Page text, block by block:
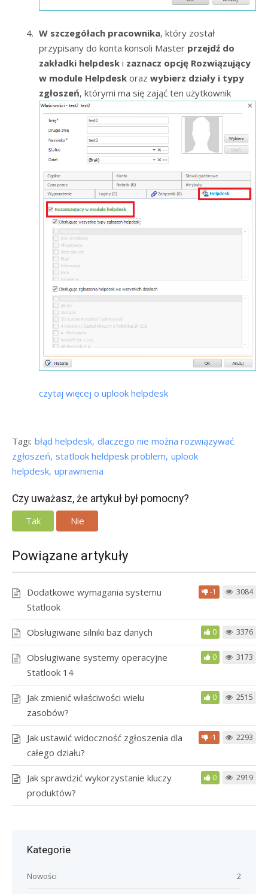
W szczegółach pracownika, który został
przypisany do konta konsoli Master przejdź do
zakładki helpdesk i zaznacz opcję Rozwiązujący
w module Helpdesk oraz wybierz działy i typy
zgłoszeń, którymi ma się zająć ten użytkownik
czytaj więcej o uplook helpdesk
Tagi: błąd helpdesk dlaczego nie można rozwiązywać
zgłoszeń statlook heldpesk problem uplook
helpdesk uprawnienia
Czy uważasz, że artykuł był pomocny?
Tak
Nie
Powiązane artykuły
Dodatkowe wymagania systemu
Statlook
-1 3084
Obsługiwane silniki baz danych 0 3376
Obsługiwane systemy operacyjne
Statlook 14
0 3173
Jak zmienić właściwości wielu
zasobów?
0 2515
Jak ustawić widoczność zgłoszenia dla
całego działu?
-1 2293
Jak sprawdzić wykorzystanie kluczy
produktów?
0 2919
Kategorie
2
Nowości